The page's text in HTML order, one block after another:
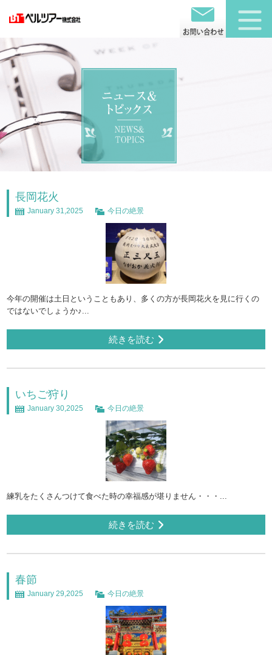
長岡花火
January 31,2025 今日の絶景
今年の開催は土日ということもあり、多くの方が長岡花火を見に行くの
ではないでしょうか♪...
続きを読む
いちご狩り
January 30,2025 今日の絶景
練乳をたくさんつけて食べた時の幸福感が堪りません・・・...
続きを読む
春節
January 29,2025 今日の絶景